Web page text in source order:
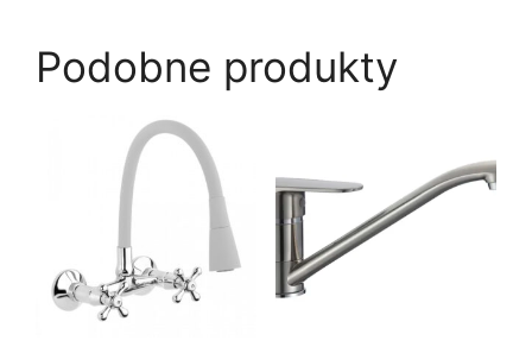
Podobne produkty